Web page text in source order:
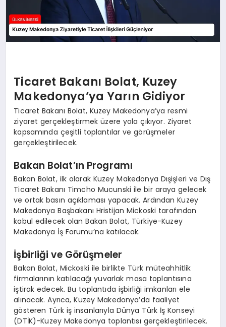
MALATYA HABERLERI
Ticaret Bakanı Bolat, Kuzey
Makedonya’ya Yarın Gidiyor
Ticaret Bakanı Bolat, Kuzey Makedonya’ya resmi
ziyaret gerçekleştirmek üzere yola çıkıyor. Ziyaret
kapsamında çeşitli toplantılar ve görüşmeler
gerçekleştirilecek.
Bakan Bolat’ın Programı
Bakan Bolat, ilk olarak Kuzey Makedonya Dışişleri ve Dış
Ticaret Bakanı Timcho Mucunski ile bir araya gelecek
ve ortak basın açıklaması yapacak. Ardından Kuzey
Makedonya Başbakanı Hristijan Mickoski tarafından
kabul edilecek olan Bakan Bolat, Türkiye-Kuzey
Makedonya İş Forumu’na katılacak.
İşbirliği ve Görüşmeler
Bakan Bolat, Mickoski ile birlikte Türk müteahhitlik
firmalarının katılacağı yuvarlak masa toplantısına
iştirak edecek. Bu toplantıda işbirliği imkanları ele
alınacak. Ayrıca, Kuzey Makedonya’da faaliyet
gösteren Türk iş insanlarıyla Dünya Türk İş Konseyi
(DTİK)-Kuzey Makedonya toplantısı gerçekleştirilecek.